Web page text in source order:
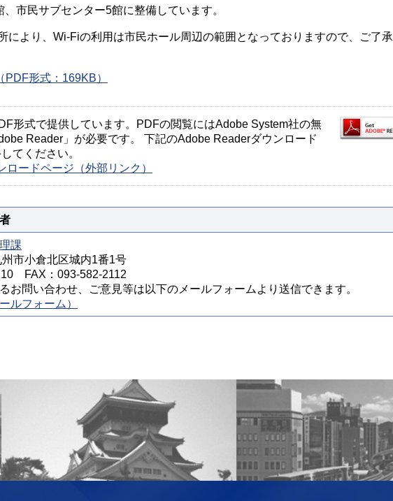
市民サブセンター5館に整備しています。
により、Wi-Fiの利用は市民ホール周辺の範囲となっておりますので、ご了
PDF形式：169KB）
形式で提供しています。PDFの閲覧にはAdobe System社の無
Reader」が必要です。 下記のAdobe Readerダウンロード
てください。
ードページ（外部リンク）
課
市小倉北区城内1番1号
FAX：093-582-2112
お問い合わせ、ご意見等は以下のメールフォームより送信できます。
ルフォーム）